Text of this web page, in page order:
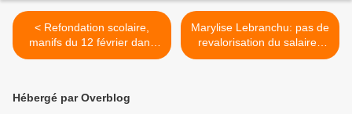
< Refondation scolaire,
manifs du 12 février dans
l'éducation: déclaration du
Marylise Lebranchu: pas de
revalorisation du salaires
des fonctionnaires >
Hébergé par Overblog